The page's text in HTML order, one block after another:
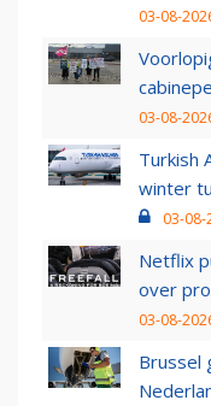
03-08-
03-08-
Turkish
winter
03-08-
Netflix
over
03-08-
Brussel